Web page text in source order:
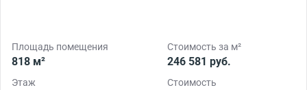
Площадь помещения
818 м²
Стоимость за м²
246 581 руб.
Этаж Стоимость